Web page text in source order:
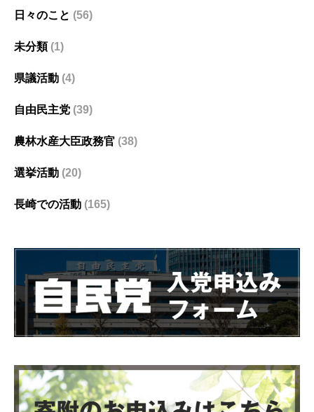
日々のこと (56)
未分類(1)
県議活動 (4)
自由民主党 (39)
農林水産大臣政務官 (38)
選挙活動 (20)
長崎での活動 (165)